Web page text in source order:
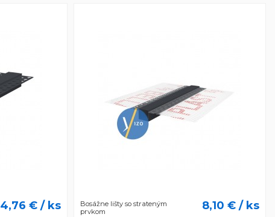
4,76 €/ ks
Bosážne lišty so strateným
prvkom
8,10 €/ ks